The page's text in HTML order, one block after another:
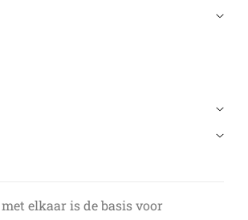
elkaar is de basis voor